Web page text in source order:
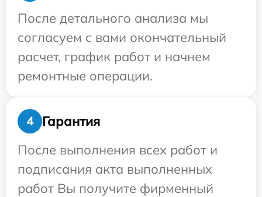
После детального анализа мы
согласуем с вами окончательный
расчет, график работ и начнем
ремонтные операции.
4
Гарантия
После выполнения всех работ и
подписания акта выполненных
работ Вы получите фирменный